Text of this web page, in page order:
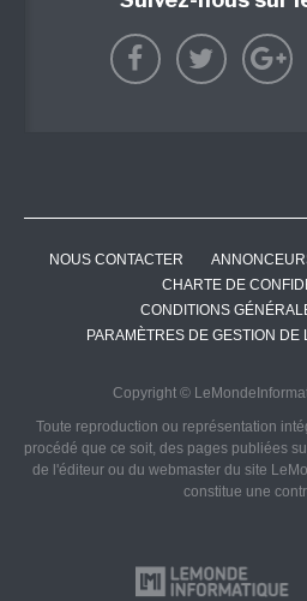
NOUS CONTACTER
CHARTE DE
CONDITIONS
PARAMÈTRES DE GESTION DE
Copyright ©
Toute reproduction ou représentation
procédé que ce soit, des pages publiées
de l'éditeur ou du webmaster du site
constitue une